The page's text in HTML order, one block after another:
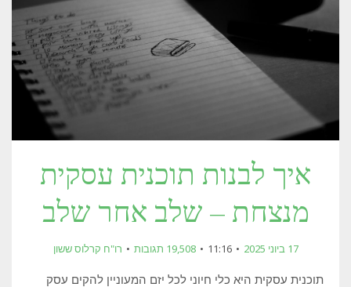
איך לבנות תוכנית עסקית
מנצחת – שלב אחר שלב
17 ביוני 2025 11:16 19,508 תגובות רו"ח קרלוס ששון
תוכנית עסקית היא כלי חיוני לכל יזם המעוניין להקים עסק